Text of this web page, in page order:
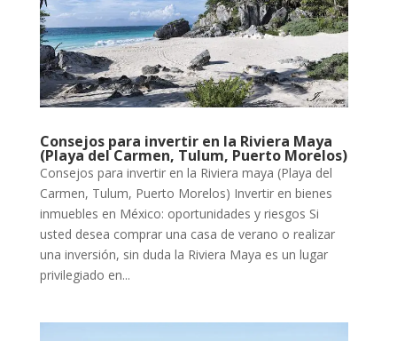
Consejos para invertir en la Riviera Maya
(Playa del Carmen, Tulum, Puerto Morelos)
Consejos para invertir en la Riviera maya (Playa del
Carmen, Tulum, Puerto Morelos) Invertir en bienes
inmuebles en México: oportunidades y riesgos Si
usted desea comprar una casa de verano o realizar
una inversión, sin duda la Riviera Maya es un lugar
privilegiado en...